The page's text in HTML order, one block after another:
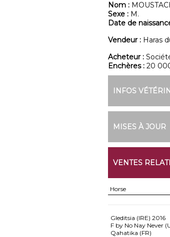
Nom :
Sexe : M.
Date de
Vendeur : Haras
Acheteur :
Enchères : 20
INFOS
MISES À JOUR
VENTES
Horse
Gleditsia (IRE) 2016
F by No Nay Never
Qahatika (FR)